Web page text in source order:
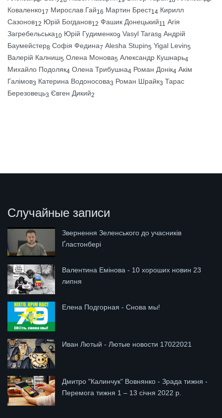
Коваленко17 Мирослав Гай16 Мартин Брест14 Кирилл
Сазонов12 Юрій Богданов12 Фашик Донецький11 Агія
Загребельська10 Юрій Гудименко9 Vasyl Taras8 Андрій
Баумейстер8 Софія Федина7 Alesha Stupin5 Yigal Levin5
Валерій Калниш5 Олена Монова5 Александр Кушнарь4
Михайло Подоляк4 Олена Трибушна4 Роман Донік4 Акім
Галімов3 Катерина Водоносова3 Роман Шрайк3 Тарас
Березовець3 Євген Дикий2
Случайные записи
Звернення Зеленського до учасників
Ґластонбері
Валентина Емінова - 10 хороших новин 23
липня
Елена Подгорная - Снова мы!
Иван Лютый - Лютые новости 17022021
Дмитро "Калинчук" Вовнянко - Зрада тижня -
Перемога тижня 1 – 13 січня 2022 р.